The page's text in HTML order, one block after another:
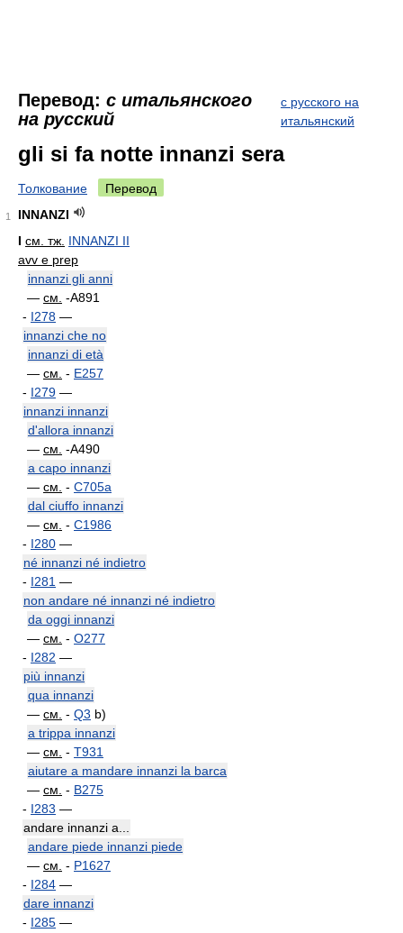
Перевод: с итальянского
на русский
с русского на
итальянский
gli si fa notte innanzi sera
Толкование Перевод
1
INNANZI
I см. тж. INNANZI II
avv e prep
innanzi gli anni
— см. -A891
- I278 —
innanzi che no
innanzi di età
— см. - E257
- I279 —
innanzi innanzi
d'allora innanzi
— см. -A490
a capo innanzi
— см. - C705a
dal ciuffo innanzi
— см. - C1986
- I280 —
né innanzi né indietro
- I281 —
non andare né innanzi né indietro
da oggi innanzi
— см. - O277
- I282 —
più innanzi
qua innanzi
— см. - Q3 b)
a trippa innanzi
— см. - T931
aiutare a mandare innanzi la barca
— см. - B275
- I283 —
andare innanzi a...
andare piede innanzi piede
— см. - P1627
- I284 —
dare innanzi
- I285 —